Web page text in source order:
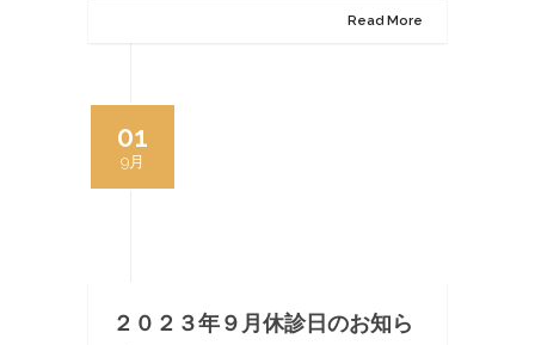
Read More
01
9月
２０２３年９月休診日のお知ら